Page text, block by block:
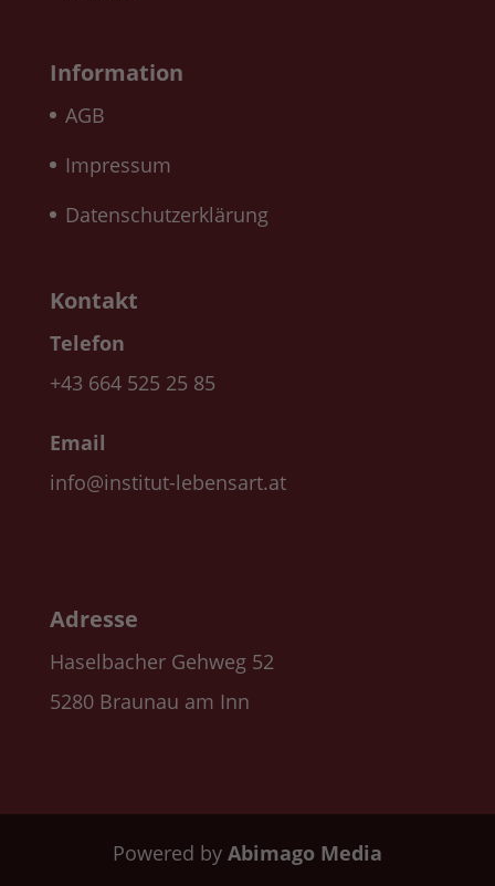
Information
AGB
Impressum
Datenschutzerklärung
Kontakt
Telefon
+43 664 525 25 85
Email
info@institut-lebensart.at
Adresse
Haselbacher Gehweg 52
5280 Braunau am Inn
Powered by Abimago Media